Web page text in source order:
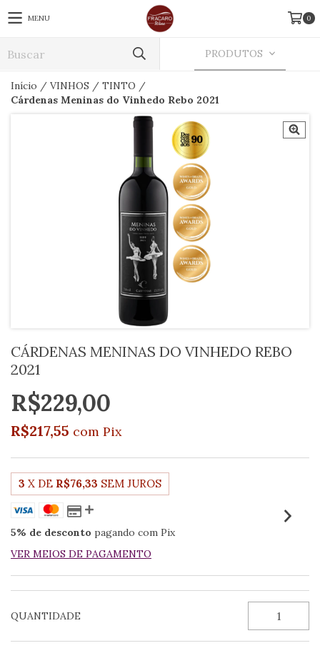
MENU 0
PRODUTOS
Início / VINHOS / TINTO /
Cárdenas Meninas do Vinhedo Rebo 2021
CÁRDENAS MENINAS DO VINHEDO REBO
2021
R$229,00
R$217,55 com Pix
3 X DE R$76,33 SEM JUROS
5% de desconto pagando com Pix
VER MEIOS DE PAGAMENTO
QUANTIDADE